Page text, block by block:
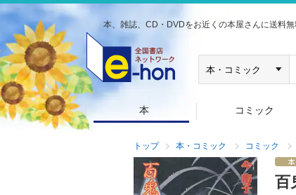
本、雑誌、CD・DVDをお近くの本屋さんに送料無
本 コミック
トップ 本・コミック コミック
百